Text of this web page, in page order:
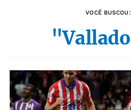
VOCÊ BUSCOU: